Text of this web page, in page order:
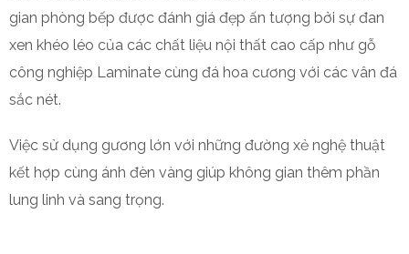
gian phòng bếp được đánh giá đẹp ấn tượng bởi sự đan
xen khéo léo của các chất liệu nội thất cao cấp như gỗ
công nghiệp Laminate cùng đá hoa cương với các vân đá
sắc nét.
Việc sử dụng gương lớn với những đường xẻ nghệ thuật
kết hợp cùng ánh đèn vàng giúp không gian thêm phần
lung linh và sang trọng.